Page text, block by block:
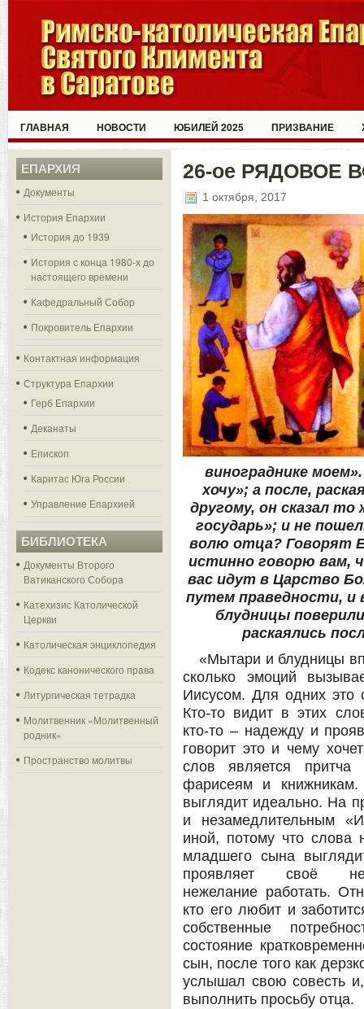
ГЛАВНАЯ НОВОСТИ ЮБИЛЕЙ 2025 ПРИЗВАНИЕ
ЕПАРХИЯ
Документы
История Епархии
История до 1939
История с конца 1980-х до
настоящего времени
Кафедральный Собор
Покровитель Епархии
Контактная информация
Структура Епархии
Герб Епархии
Деканаты
Епископ
Каритас Юга России
Управление Епархией
БИБЛИОТЕКА
Документы Второго
Ватиканского Собора
Катехизис Католической
Церкви
Католическая энциклопедия
Кодекс канонического права
Литургическая тетрадка
Молитвенник «Молитвенный
родник»
Пространство молитвы
26-ое РЯДОВОЕ
1 октября, 2017
винограднике
хочу»; а после,
другому, он сказал
государь»; и не
волю отца? Говорят
истинно говорю вам,
вас идут в Царство
путем праведности, и
блудницы
раскаялись
«Мытари и блудницы
сколько эмоций
Иисусом. Для одних это
Кто-то видит в этих
кто-то – надежду и
говорит это и чему
слов является притча
фарисеям и
выглядит идеально. На
и незамедлительным
иной, потому что слова
младшего сына
проявляет своё
нежелание работать.
кто его любит и
собственные
состояние
сын, после того как
услышал свою совесть
выполнить просьбу отца.